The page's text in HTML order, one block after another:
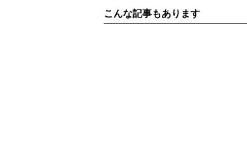
こんな記事もあります